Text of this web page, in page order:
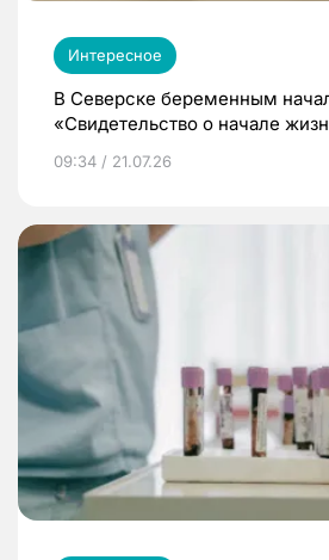
Интересное
В Северске беременным
«Свидетельство о начале
09:34 / 21.07.26